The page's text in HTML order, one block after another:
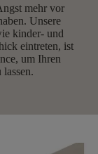
mehr vor
Unsere
kinder- und
eintreten, ist
um Ihren